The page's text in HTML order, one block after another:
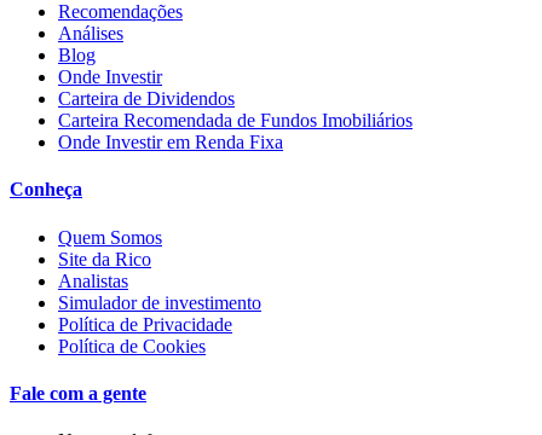
Recomendações
Análises
Blog
Onde Investir
Carteira de Dividendos
Carteira Recomendada de Fundos Imobiliários
Onde Investir em Renda Fixa
Conheça
Quem Somos
Site da Rico
Analistas
Simulador de investimento
Política de Privacidade
Política de Cookies
Fale com a gente